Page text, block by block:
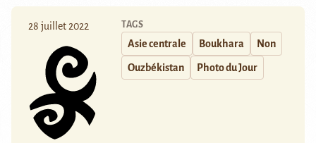
28 juillet 2022 TAGS
Asie centrale Boukhara Non
Ouzbékistan Photo du Jour